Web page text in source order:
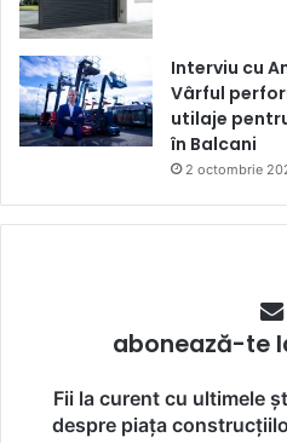
Interviu cu
Vârful
utilaje
în Balcani
2 octombrie
abonează-te
Fii la curent cu ultimele
despre piața